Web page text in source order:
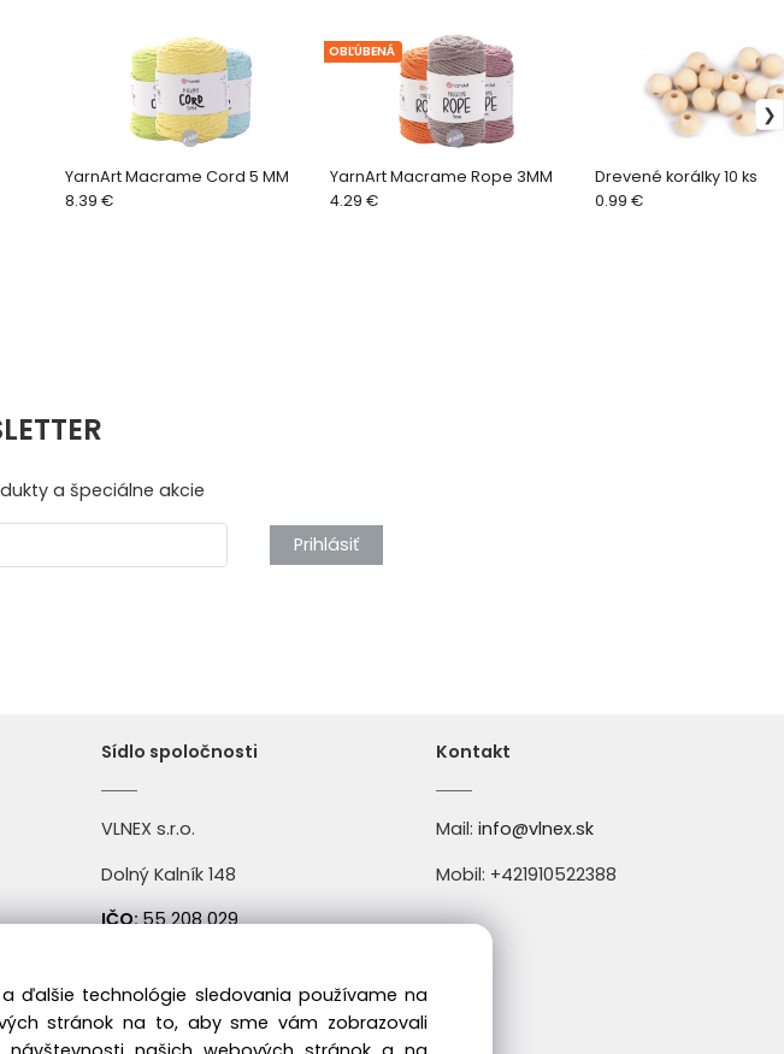
YarnArt Macrame Cord 5 MM
8.39 €
YarnArt Macrame Rope 3MM
OBĽÚBENÁ
4.29 €
Drevené korálky 10 ks
0.99 €
a špeciálne akcie
Prihlásiť
Sídlo spoločnosti
VLNEX s.r.o.
Dolný Kalník 148
IČO:55 208 029
IČ DPH:SK2121904004
Kontakt
Mail: info@vlnex.sk
Mobil: +421910522388
ďalšie technológie sledovania používame na
stránok na to, aby sme vám zobrazovali